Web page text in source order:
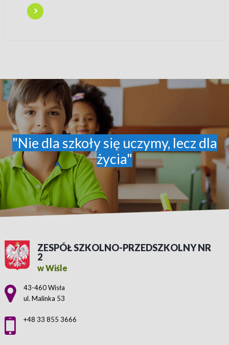
"Nie dla szkoły się uczymy, lecz dla
życia"
ZESPÓŁ SZKOLNO-PRZEDSZKOLNY NR
2
w Wiśle
Adres pocztowy:
43-460 Wisła
ul. Malinka 53
+48 33 855 3666